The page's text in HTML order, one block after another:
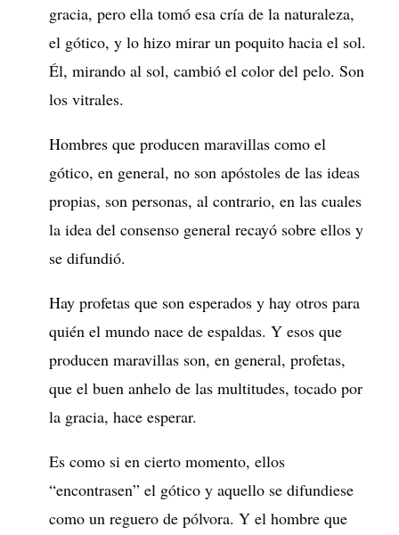
gracia, pero ella tomó esa cría de la naturaleza,
el gótico, y lo hizo mirar un poquito hacia el sol.
Él, mirando al sol, cambió el color del pelo. Son
los vitrales.
Hombres que producen maravillas como el
gótico, en general, no son apóstoles de las ideas
propias, son personas, al contrario, en las cuales
la idea del consenso general recayó sobre ellos y
se difundió.
Hay profetas que son esperados y hay otros para
quién el mundo nace de espaldas. Y esos que
producen maravillas son, en general, profetas,
que el buen anhelo de las multitudes, tocado por
la gracia, hace esperar.
Es como si en cierto momento, ellos
“encontrasen” el gótico y aquello se difundiese
como un reguero de pólvora. Y el hombre que